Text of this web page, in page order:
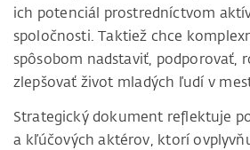
ich potenciál prostredníctvom
spoločnosti. Taktiež chce
spôsobom nadstaviť, podporovať,
zlepšovať život mladých ľudí v
Strategický dokument reflektuje
a kľúčových aktérov, ktorí